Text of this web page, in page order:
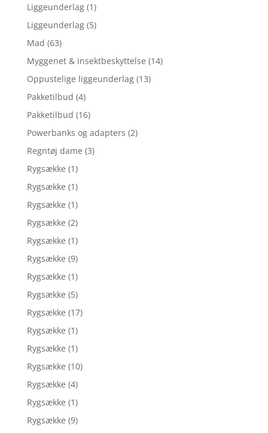
Liggeunderlag (1)
Liggeunderlag (5)
Mad (63)
Myggenet & insektbeskyttelse (14)
Oppustelige liggeunderlag (13)
Pakketilbud (4)
Pakketilbud (16)
Powerbanks og adapters (2)
Regntøj dame (3)
Rygsække (1)
Rygsække (1)
Rygsække (1)
Rygsække (2)
Rygsække (1)
Rygsække (9)
Rygsække (1)
Rygsække (5)
Rygsække (17)
Rygsække (1)
Rygsække (1)
Rygsække (10)
Rygsække (4)
Rygsække (1)
Rygsække (9)